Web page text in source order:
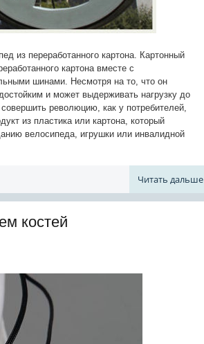
из переработанного картона. Картонный
картона вместе с
шинами. Несмотря на то, что он
и может выдерживать нагрузку до
революцию, как у потребителей,
из пластика или картона, который
велосипеда, игрушки или инвалидной
Читать дальше
костей